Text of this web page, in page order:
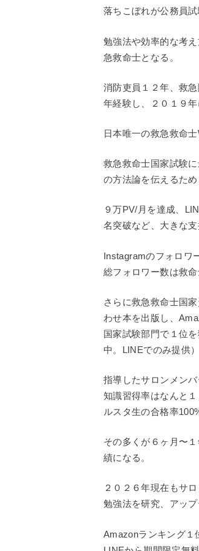
落ちこぼれが公務員試
勉強法や効率的な考
急救命士となる。
消防吏員１２年、救
年経験し、２０１９年
日本唯一の救急救命
救急救命士国家試験
の方法論を伝えるため
９万PV/月を達成、
名突破など、大きな支
Instagramのフォロワ
総フォロワー数は救命
さらに救急救命士国
わせ本を出版し、
国家試験部門で１位
中。LINEでのみ提供）
指導したサロンメン
知識習得率はなんと
ルスタ生の合格率
その多くが６ヶ月〜
績になる。
２０２６年現在もサ
勉強法を研究、アップ
Amazonランキング１